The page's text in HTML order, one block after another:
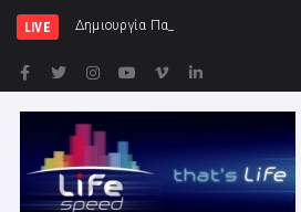
LIVE Δημιουργία Παρατηρητηρίου Έργων